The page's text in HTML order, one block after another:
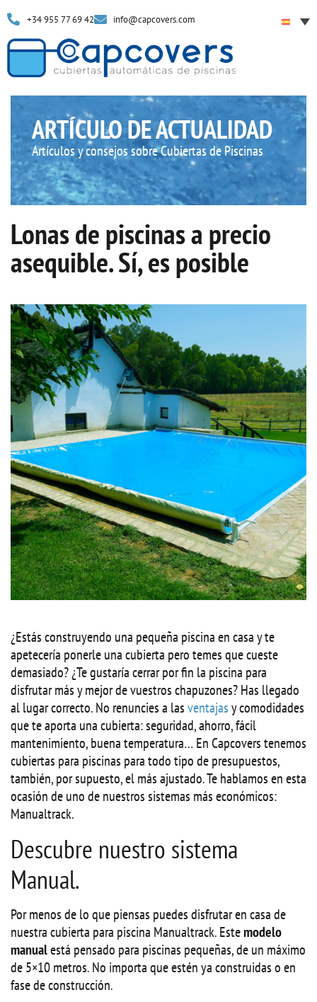
+34 955 77 69 42 info@capcovers.com
ARTÍCULO DE ACTUALIDAD
Artículos y consejos sobre Cubiertas de Piscinas
Lonas de piscinas a precio
asequible. Sí, es posible
¿Estás construyendo una pequeña piscina en casa y te
apetecería ponerle una cubierta pero temes que cueste
demasiado? ¿Te gustaría cerrar por fin la piscina para
disfrutar más y mejor de vuestros chapuzones? Has llegado
al lugar correcto. No renuncies a lasventajasy comodidades
que te aporta una cubierta: seguridad, ahorro, fácil
mantenimiento, buena temperatura… En Capcovers tenemos
cubiertas para piscinas para todo tipo de presupuestos,
también, por supuesto, el más ajustado. Te hablamos en esta
ocasión de uno de nuestros sistemas más económicos:
Manualtrack.
Descubre nuestro sistema
Manual.
Por menos de lo que piensas puedes disfrutar en casa de
nuestra cubierta para piscina Manualtrack. Estemodelo
manualestá pensado para piscinas pequeñas, de un máximo
de 5×10 metros. No importa que estén ya construidas o en
fase de construcción.